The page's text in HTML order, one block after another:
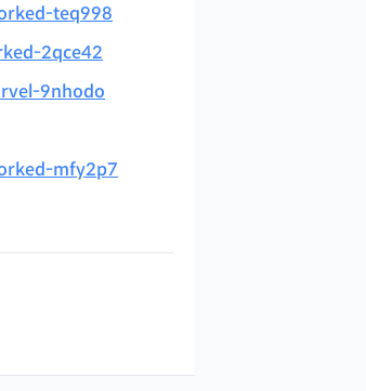
teq998
2qce42
9nhodo
mfy2p7